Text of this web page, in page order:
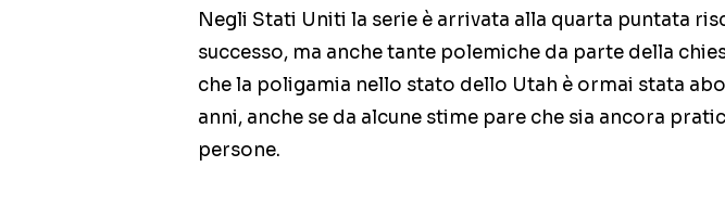
Negli Stati Uniti la serie è arrivata alla quarta puntata
successo, ma anche tante polemiche da parte della
che la poligamia nello stato dello Utah è ormai stata
anni, anche se da alcune stime pare che sia ancora
persone.